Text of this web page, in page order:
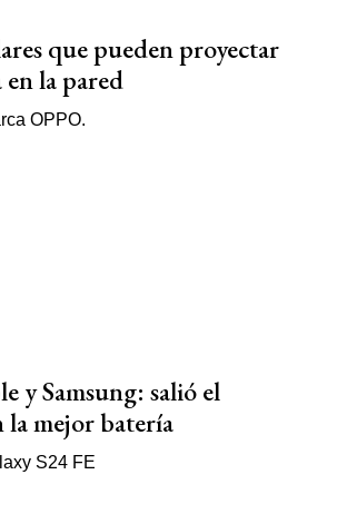
que pueden proyectar
la pared
y Samsung: salió el
la mejor batería